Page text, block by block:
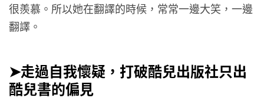
很羨慕。所以她在翻譯的時候，常常一邊大笑，一邊
翻譯。
➤走過自我懷疑，打破酷兒出版社只出
酷兒書的偏見